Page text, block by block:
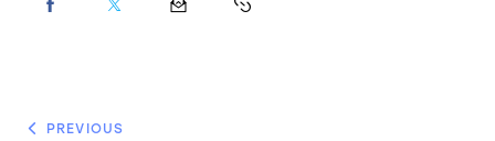
PREVIOUS